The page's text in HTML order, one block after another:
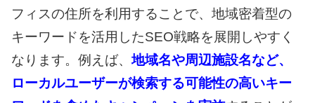
フィスの住所を利用することで、地域密着型の
キーワードを活用したSEO戦略を展開しやすく
なります。例えば、地域名や周辺施設名など、
ローカルユーザーが検索する可能性の高いキー